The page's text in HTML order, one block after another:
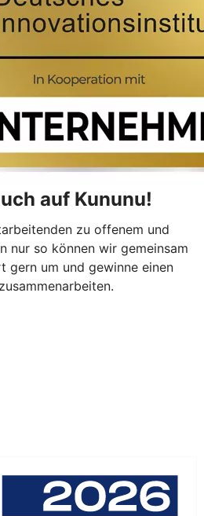
auf Kununu!
zu offenem und
nur so können wir gemeinsam
gern um und gewinne einen